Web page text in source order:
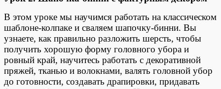
В этом уроке мы научимся работать на классическом
шаблоне-колпаке и сваляем шапочку-бинни. Вы
узнаете, как правильно разложить шерсть, чтобы
получить хорошую форму головного убора и
ровный край, научитесь работать с декоративной
пряжей, тканью и волокнами, валять головной убор
до готовности, создавать драпировки, придавать